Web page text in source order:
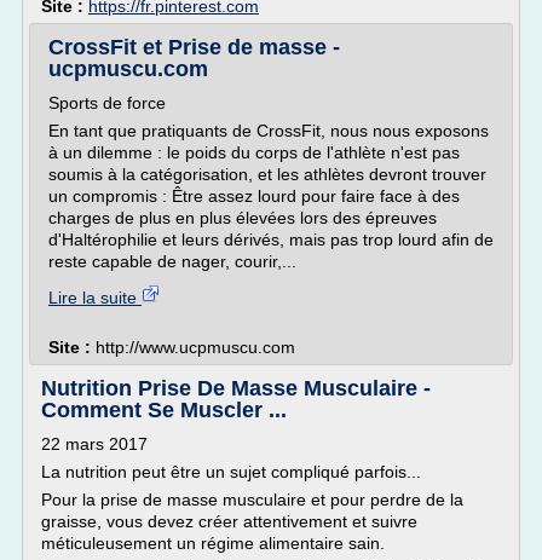
Site : https://fr.pinterest.com
CrossFit et Prise de masse -
ucpmuscu.com
Sports de force
En tant que pratiquants de CrossFit, nous nous exposons
à un dilemme : le poids du corps de l'athlète n'est pas
soumis à la catégorisation, et les athlètes devront trouver
un compromis : Être assez lourd pour faire face à des
charges de plus en plus élevées lors des épreuves
d'Haltérophilie et leurs dérivés, mais pas trop lourd afin de
reste capable de nager, courir,...
Lire la suite
Site : http://www.ucpmuscu.com
Nutrition Prise De Masse Musculaire -
Comment Se Muscler ...
22 mars 2017
La nutrition peut être un sujet compliqué parfois...
Pour la prise de masse musculaire et pour perdre de la
graisse, vous devez créer attentivement et suivre
méticuleusement un régime alimentaire sain.